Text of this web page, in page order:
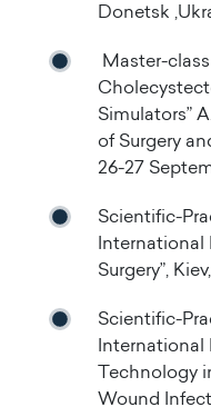
Donetsk
Master-
Simulators”
of Surgery
26-27
Scientific-
International
Surgery”,
Scientific-
International
Technology
Wound